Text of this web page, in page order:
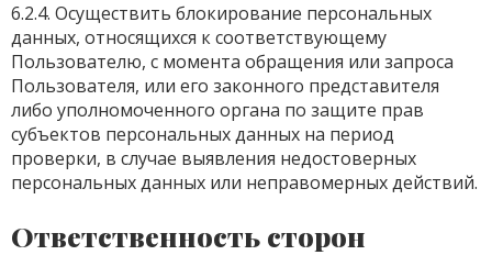
6.2.4. Осуществить блокирование персональных
данных, относящихся к соответствующему
Пользователю, с момента обращения или запроса
Пользователя, или его законного представителя
либо уполномоченного органа по защите прав
субъектов персональных данных на период
проверки, в случае выявления недостоверных
персональных данных или неправомерных действий.
Ответственность сторон